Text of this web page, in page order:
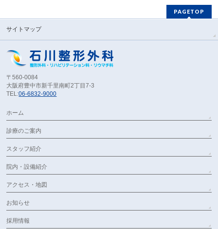
PAGETOP
サイトマップ
〒560-0084
大阪府豊中市新千里南町2丁目7-3
TEL:06-6832-9000
ホーム
診療のご案内
スタッフ紹介
院内・設備紹介
アクセス・地図
お知らせ
採用情報